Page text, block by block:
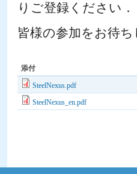
りご登録ください．
皆様の参加をお待
添付
SteelNexus.pdf
SteelNexus_en.pdf